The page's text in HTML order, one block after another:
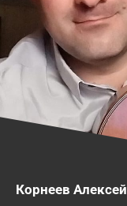
Корнеев Алексей